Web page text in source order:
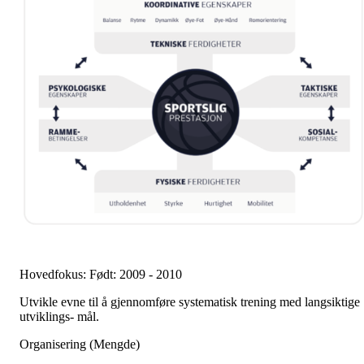
Hovedfokus: Født: 2009 - 2010
Utvikle evne til å gjennomføre systematisk trening med langsiktige
utviklings- mål.
Organisering (Mengde)